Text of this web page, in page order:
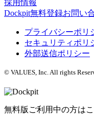
採用情報
Dockpit無料登録お問い
プライバシーポリ
セキュリティポリ
外部送信ポリシー
© VALUES, Inc. All rights
無料版ご利用中の方は